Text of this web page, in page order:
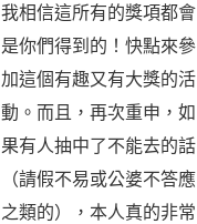
我相信這所有的獎項都會
是你們得到的！快點來參
加這個有趣又有大獎的活
動。而且，再次重申，如
果有人抽中了不能去的話
（請假不易或公婆不答應
之類的），本人真的非常